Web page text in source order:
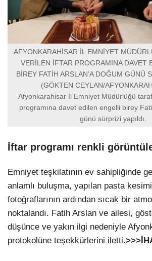
AFYONKARAHİSAR İL EMNİYET
VERİLEN İFTAR PROGRAMINA DAVET
BİREY FATİH ARSLAN’A DOĞUM GÜNÜ
(GÖKTEN CEYLAN/
Afyonkarahisar İl Emniyet Müdürlüğü
programına davet edilen engelli birey
günü sürprizi yapıldı.
İftar programı renkli
Emniyet teşkilatının ev sahipliğinde
anlamlı buluşma, yapılan pasta
fotoğraflarının ardından sıcak bir
noktalandı. Fatih Arslan ve ailesi,
düşünce ve yakın ilgi nedeniyle
protokolüne teşekkürlerini iletti.